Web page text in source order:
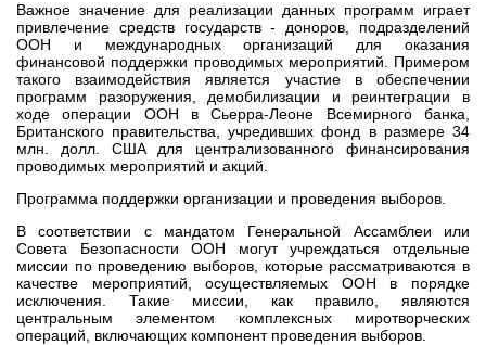
Важное значение для реализации данных программ играет
привлечение средств государств - доноров, подразделений
ООН и международных организаций для оказания
финансовой поддержки проводимых мероприятий. Примером
такого взаимодействия является участие в обеспечении
программ разоружения, демобилизации и реинтеграции в
ходе операции ООН в Сьерра-Леоне Всемирного банка,
Британского правительства, учредивших фонд в размере 34
млн. долл. США для централизованного финансирования
проводимых мероприятий и акций.
Программа поддержки организации и проведения выборов.
В соответствии с мандатом Генеральной Ассамблеи или
Совета Безопасности ООН могут учреждаться отдельные
миссии по проведению выборов, которые рассматриваются в
качестве мероприятий, осуществляемых ООН в порядке
исключения. Такие миссии, как правило, являются
центральным элементом комплексных миротворческих
операций, включающих компонент проведения выборов.